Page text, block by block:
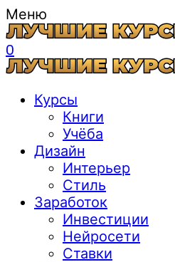
Меню
0
Курсы
Книги
Учёба
Дизайн
Интерьер
Стиль
Заработок
Инвестиции
Нейросети
Ставки